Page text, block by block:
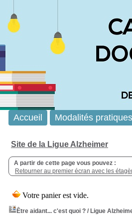
Site de la Ligue Alzheimer
A partir de cette page vous pouvez :
Retourner au premier écran avec les
Être aidant... c'est quoi ? / Ligue
Accueil Modalités pratiques